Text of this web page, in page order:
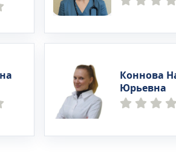
Коннова
Юрьевна